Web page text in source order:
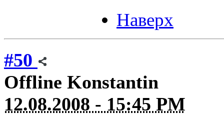
Наверх
#50
Offline Konstantin
12.08.2008 - 15:45 PM